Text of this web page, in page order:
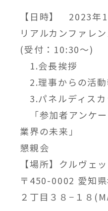
【日時】 2023年
リアルカンファレ
(受付：10:30～)
1.会長挨拶
2.理事からの活動
3.パネルディスカ
「参加者アンケ
業界の未来」
懇親会
【場所】クルヴェ
〒450-0002 愛知
２丁目３８−１８(